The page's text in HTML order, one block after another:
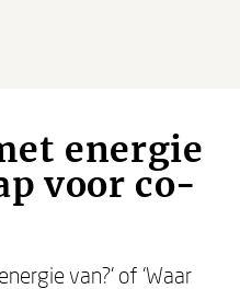
energie
voor co-
van?’ of ‘Waar